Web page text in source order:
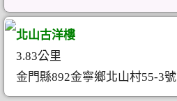
北山古洋樓
3.83公里
金門縣892金寧鄉北山村55-3號